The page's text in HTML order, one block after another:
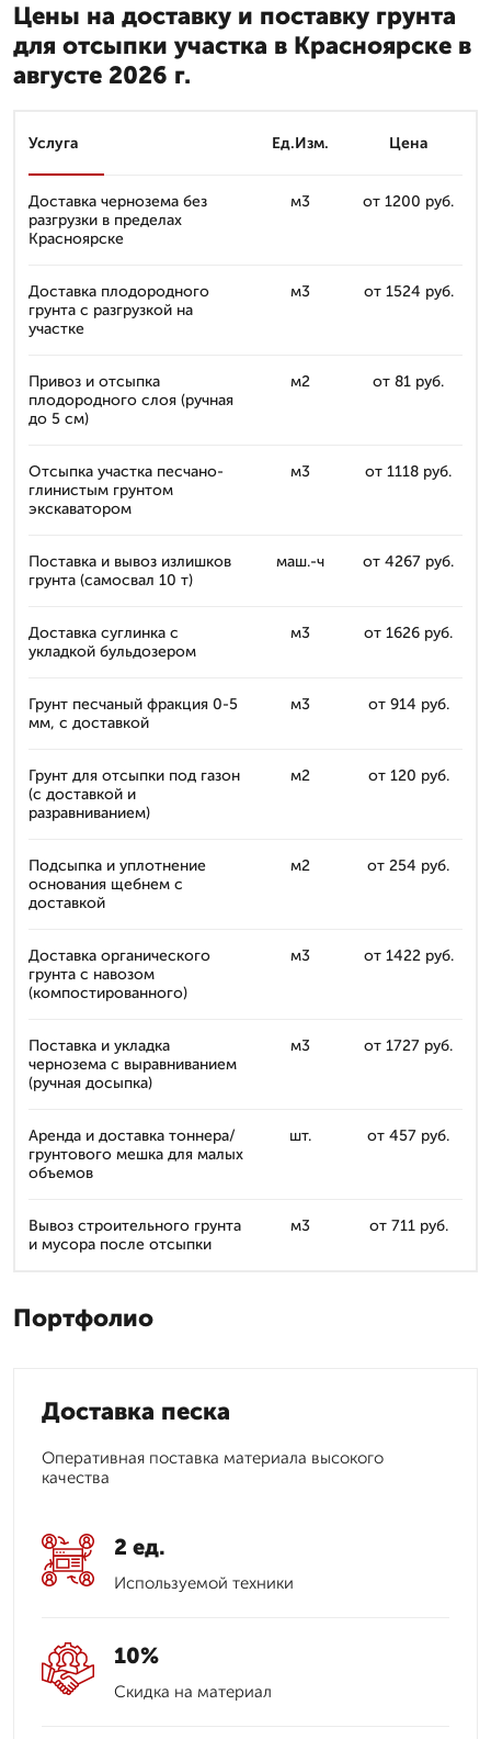
Цены на доставку и поставку грунта
для отсыпки участка в Красноярске в
августе 2026 г.
Услуга Ед.Изм. Цена
Доставка чернозема без
разгрузки в пределах
Красноярске
м3 от 1200 руб.
Доставка плодородного
грунта с разгрузкой на
участке
м3 от 1524 руб.
Привоз и отсыпка
плодородного слоя (ручная
до 5 см)
м2 от 81 руб.
Отсыпка участка песчано-
глинистым грунтом
экскаватором
м3 от 1118 руб.
Поставка и вывоз излишков
грунта (самосвал 10 т)
маш.-ч от 4267 руб.
Доставка суглинка с
укладкой бульдозером
м3 от 1626 руб.
Грунт песчаный фракция 0-5
мм, с доставкой
м3 от 914 руб.
Грунт для отсыпки под газон
(с доставкой и
разравниванием)
м2 от 120 руб.
Подсыпка и уплотнение
основания щебнем с
доставкой
м2 от 254 руб.
Доставка органического
грунта с навозом
(компостированного)
м3 от 1422 руб.
Поставка и укладка
чернозема с выравниванием
(ручная досыпка)
м3 от 1727 руб.
Аренда и доставка тоннера/
грунтового мешка для малых
объемов
шт. от 457 руб.
Вывоз строительного грунта
и мусора после отсыпки
м3 от 711 руб.
Портфолио
Доставка песка
Оперативная поставка материала высокого
качества
2 ед.
Используемой техники
10%
Скидка на материал